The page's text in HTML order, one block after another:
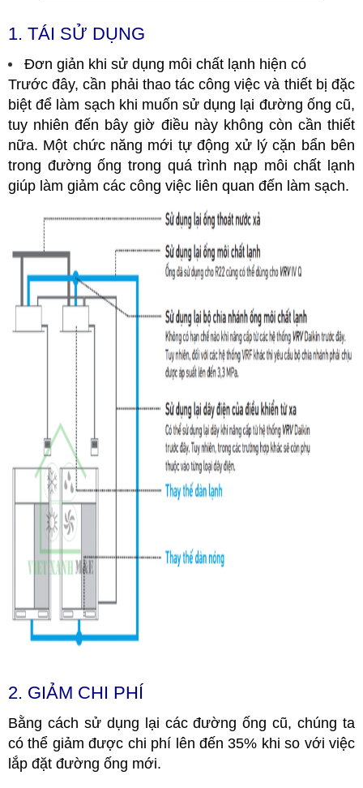
1. TÁI SỬ DỤNG
Đơn giản khi sử dụng môi chất lạnh hiện có
Trước đây, cần phải thao tác công việc và thiết bị đặc
biệt để làm sạch khi muốn sử dụng lại đường ống cũ,
tuy nhiên đến bây giờ điều này không còn cần thiết
nữa. Một chức năng mới tự động xử lý cặn bẩn bên
trong đường ống trong quá trình nạp môi chất lạnh
giúp làm giảm các công việc liên quan đến làm sạch.
2. GIẢM CHI PHÍ
Bằng cách sử dụng lại các đường ống cũ, chúng ta
có thể giảm được chi phí lên đến 35% khi so với việc
lắp đặt đường ống mới.